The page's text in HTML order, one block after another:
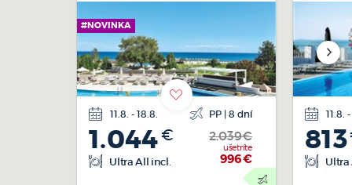
#NOVINKA
11.8. - 18.8.
1.044€ 2.039€
ušetríte
996€
Ultra All incl.
letecká
doprava
PP | 8 dní 11.8.
813
Ultra